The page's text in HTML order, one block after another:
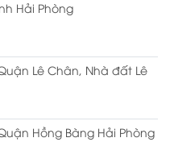
Hải Phòng
Lê Chân, Nhà đất Lê
Hồng Bàng Hải Phòng